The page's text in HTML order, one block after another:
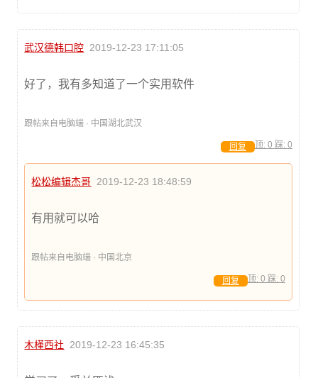
武汉德韩口腔 2019-12-23 17:11:05
好了，我有多知道了一个实用软件
跟帖来自电脑端 · 中国湖北武汉
顶: 0 踩: 0
回复
松松编辑杰哥 2019-12-23 18:48:59
有用就可以哈
跟帖来自电脑端 · 中国北京
顶: 0 踩: 0
回复
木槿西社 2019-12-23 16:45:35